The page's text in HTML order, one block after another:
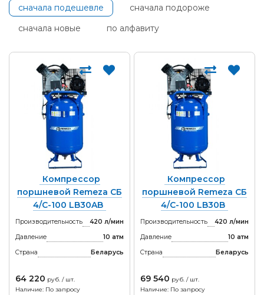
сначала подешевле
сначала подороже
сначала новые
по алфавиту
Компрессор
поршневой Remeza СБ
4/С-100 LB30AB
Производительность
420 л/мин
Давление
10 атм
Страна
Беларусь
64 220 руб. / шт.
Наличие: По запросу
Компрессор
поршневой Remeza СБ
4/С-100 LB30B
Производительность
420 л/мин
Давление
10 атм
Страна
Беларусь
69 540 руб. / шт.
Наличие: По запросу